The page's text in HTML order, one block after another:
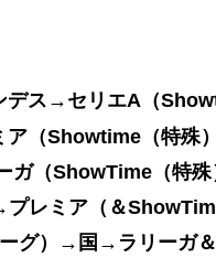
デス→セリエA （
（Showtime（特殊
ガ（ShowTime（特殊
レミア（＆
グ）→国→ラリーガ